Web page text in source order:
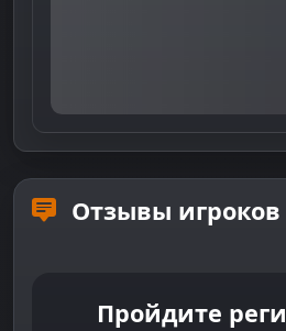
Отзывы игроков
Пройдите